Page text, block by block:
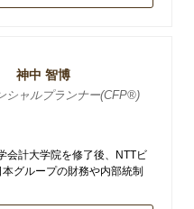
神中 智博
シャルプランナー(CFP®)
会計大学院を修了後、NTTビ
グループの財務や内部統制